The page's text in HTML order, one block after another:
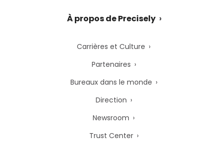
À propos de Precisely
Carrières et Culture
Partenaires
Bureaux dans le monde
Direction
Newsroom
Trust Center